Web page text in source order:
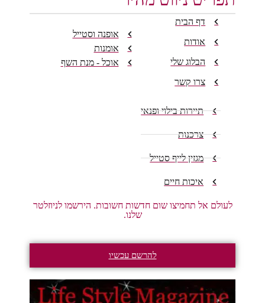
דף הבית
אודות
הבלוג שלי
צרו קשר
אופנה וסטייל
אומנות
אוכל - מנת השף
תיירות בילוי ופנאי
צרכנות
מגזין לייף סטייל
איכות חיים
לעולם אל תחמיצו שום חדשות חשובות. הירשמו לניוזלטר
שלנו.
להרשם עכשיו